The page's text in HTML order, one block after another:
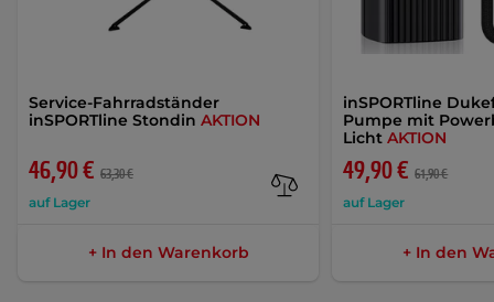
Service-Fahrradständer
inSPORTline Stondin AKTION
46,90 € 63,30 €
auf Lager
+ In den Warenkorb
inSPORTline
Pumpe mit
LichtAKTION
49,90 € 61,90 €
auf Lager
+ In den